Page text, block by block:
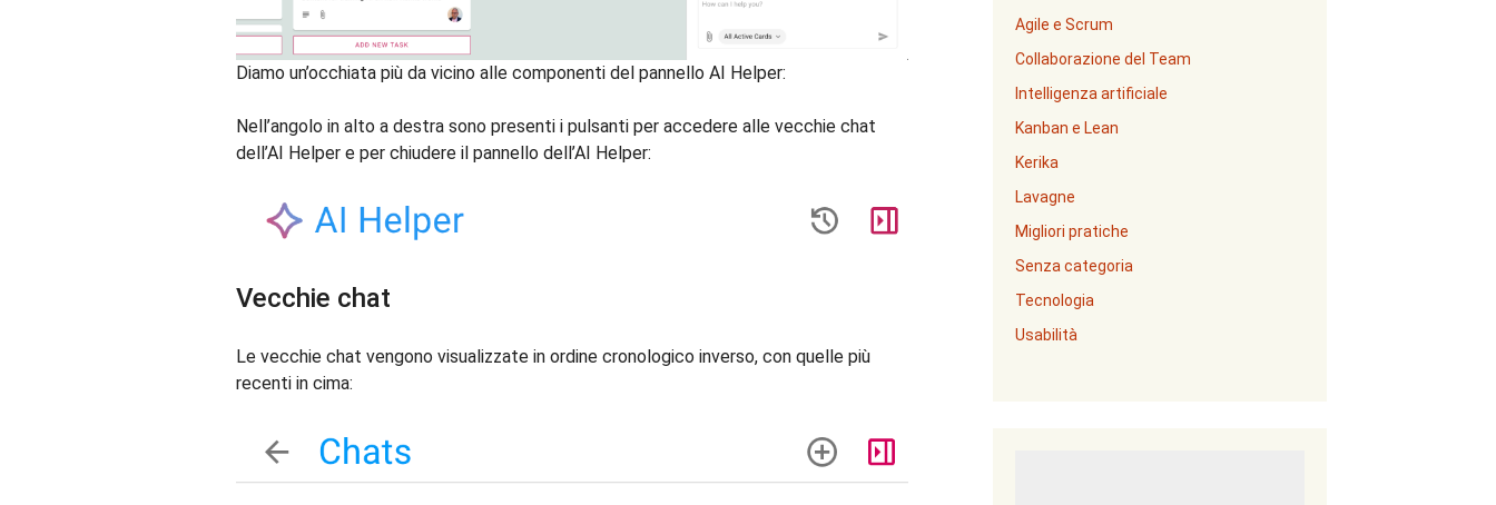
Diamo un’occhiata più da vicino alle componenti del pannello AI Helper:
Nell’angolo in alto a destra sono presenti i pulsanti per accedere alle vecchie chat
dell’AI Helper e per chiudere il pannello dell’AI Helper:
Vecchie chat
Le vecchie chat vengono visualizzate in ordine cronologico inverso, con quelle più
recenti in cima:
Agile e Scrum
Collaborazione del Team
Intelligenza artificiale
Kanban e Lean
Kerika
Lavagne
Migliori pratiche
Senza categoria
Tecnologia
Usabilità